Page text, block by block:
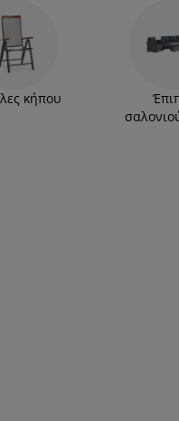
κήπου